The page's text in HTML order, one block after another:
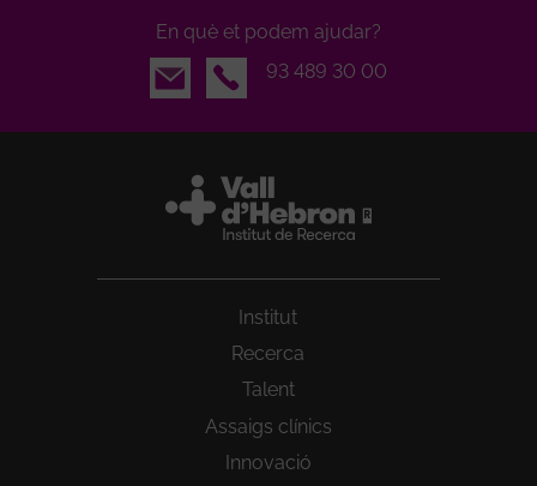
En què et podem ajudar?
Email
93 489 30 00
Institut
Recerca
Talent
Assaigs clínics
Innovació